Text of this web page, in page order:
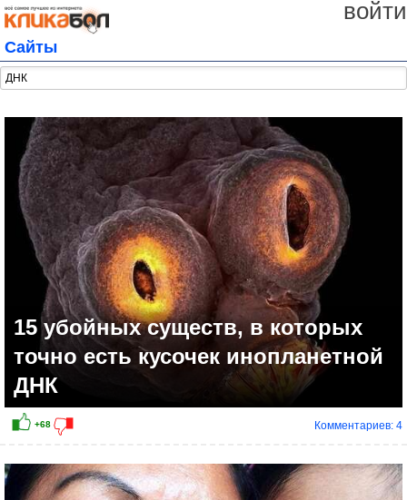
войти
Сайты
15 убойных существ, в которых
точно есть кусочек инопланетной
ДНК
Комментариев: 4